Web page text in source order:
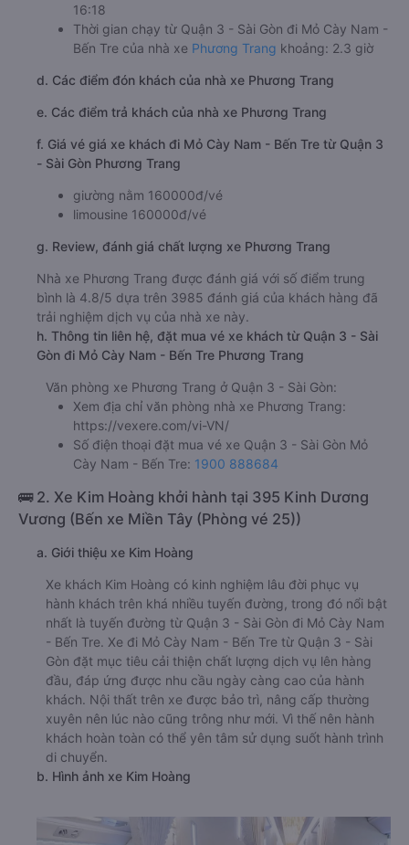
16:18
Thời gian chạy từ Quận 3 - Sài Gòn đi Mỏ Cày Nam -
Bến Tre của nhà xe Phương Trang khoảng: 2.3 giờ
d. Các điểm đón khách của nhà xe Phương Trang
e. Các điểm trả khách của nhà xe Phương Trang
f. Giá vé giá xe khách đi Mỏ Cày Nam - Bến Tre từ Quận 3
- Sài Gòn Phương Trang
giường nằm 160000đ/vé
limousine 160000đ/vé
g. Review, đánh giá chất lượng xe Phương Trang
Nhà xe Phương Trang được đánh giá với số điểm trung
bình là 4.8/5 dựa trên 3985 đánh giá của khách hàng đã
trải nghiệm dịch vụ của nhà xe này.
h. Thông tin liên hệ, đặt mua vé xe khách từ Quận 3 - Sài
Gòn đi Mỏ Cày Nam - Bến Tre Phương Trang
Văn phòng xe Phương Trang ở Quận 3 - Sài Gòn:
Xem địa chỉ văn phòng nhà xe Phương Trang:
https://vexere.com/vi-VN/
Số điện thoại đặt mua vé xe Quận 3 - Sài Gòn Mỏ
Cày Nam - Bến Tre: 1900 888684
🚌 2. Xe Kim Hoàng khởi hành tại 395 Kinh Dương
Vương (Bến xe Miền Tây (Phòng vé 25))
a. Giới thiệu xe Kim Hoàng
Xe khách Kim Hoàng có kinh nghiệm lâu đời phục vụ
hành khách trên khá nhiều tuyến đường, trong đó nổi bật
nhất là tuyến đường từ Quận 3 - Sài Gòn đi Mỏ Cày Nam
- Bến Tre. Xe đi Mỏ Cày Nam - Bến Tre từ Quận 3 - Sài
Gòn đặt mục tiêu cải thiện chất lượng dịch vụ lên hàng
đầu, đáp ứng được nhu cầu ngày càng cao của hành
khách. Nội thất trên xe được bảo trì, nâng cấp thường
xuyên nên lúc nào cũng trông như mới. Vì thế nên hành
khách hoàn toàn có thể yên tâm sử dụng suốt hành trình
di chuyển.
b. Hình ảnh xe Kim Hoàng